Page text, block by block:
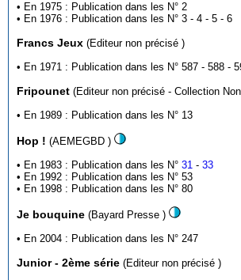
• En 1975 : Publication dans les N° 2
• En 1976 : Publication dans les N° 3 - 4 - 5 - 6
Francs Jeux
(Editeur non précisé )
• En 1971 :
Fripounet
(Editeur non précisé -
• En 1989 : Publication dans les N° 13
Hop !
(AEMEGBD )
• En 1983 : Publication dans les N°31-33
• En 1992 : Publication dans les N° 53
• En 1998 : Publication dans les N° 80
Je bouquine
(Bayard Presse )
• En 2004 : Publication dans les N° 247
Junior - 2ème série
(Editeur non précisé )